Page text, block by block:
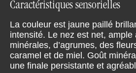
Caractéristiques sensorielles
La couleur est jaune paillé
intensité. Le nez est net, ample
minérales, d’agrumes, des
caramel et de miel. Goût
une finale persistante et